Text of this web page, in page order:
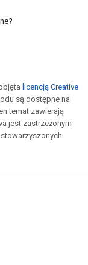
licencją Creative
są dostępne na
temat zawierają
jest zastrzeżonym